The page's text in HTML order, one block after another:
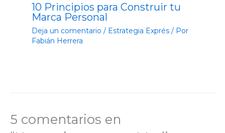
10 Principios para Construir tu
Marca Personal
Deja un comentario / Estrategia Exprés/ Por
Fabián Herrera
5 comentarios en